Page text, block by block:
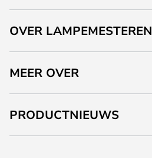
OVER LAMPEMESTEREN
MEER OVER
PRODUCTNIEUWS